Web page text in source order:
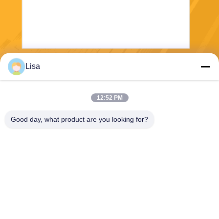
Lisa
12:52 PM
Good day, what product are you looking for?